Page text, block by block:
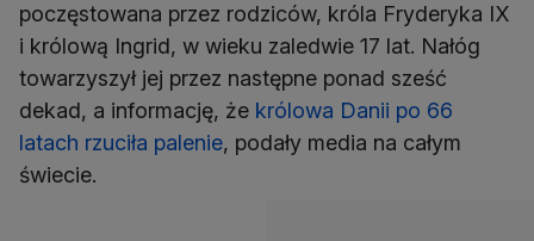
poczęstowana przez rodziców, króla Fryderyka IX
i królową Ingrid, w wieku zaledwie 17 lat. Nałóg
towarzyszył jej przez następne ponad sześć
dekad, a informację, że królowa Danii po 66
latach rzuciła palenie, podały media na całym
świecie.